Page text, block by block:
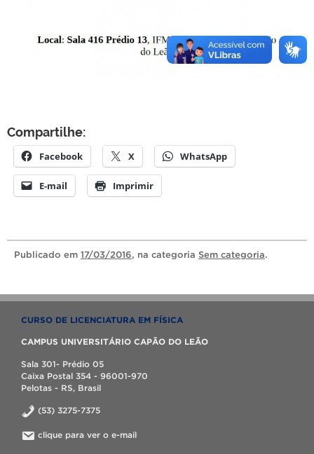
Compartilhe:
Facebook X WhatsApp
E-mail Imprimir
Publicado em 17/03/2016, na categoria Sem categoria.
CURSO DE LICENCIATURA EM FÍSICA
CAMPUS UNIVERSITÁRIO CAPÃO DO LEÃO
Sala 301- Prédio 05
Caixa Postal 354 - 96001-970
Pelotas - RS, Brasil
(53) 3275-7375
clique para ver o e-mail